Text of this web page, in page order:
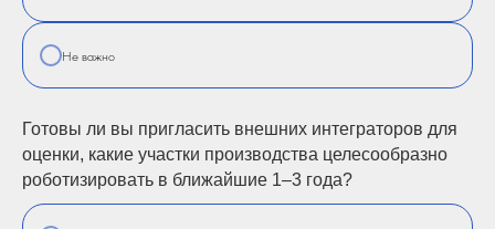
Не важно
Готовы ли вы пригласить внешних интеграторов для
оценки, какие участки производства целесообразно
роботизировать в ближайшие 1–3 года?